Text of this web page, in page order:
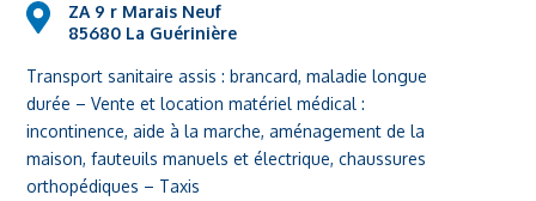
ZA 9 r Marais Neuf
85680 La Guérinière
Transport sanitaire assis : brancard, maladie longue
durée – Vente et location matériel médical :
incontinence, aide à la marche, aménagement de la
maison, fauteuils manuels et électrique, chaussures
orthopédiques – Taxis